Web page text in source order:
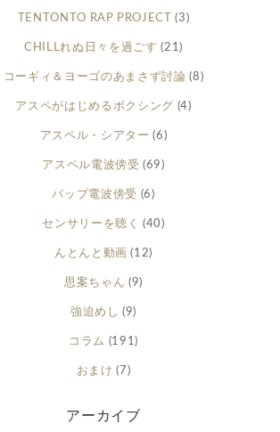
TENTONTO RAP PROJECT (3)
CHILLれぬ日々を過ごす (21)
コーギィ＆ヨーゴのあまさず討論 (8)
アスペがはじめるボクシング (4)
アスペル・シアター (6)
アスペル電波傍受 (69)
バップ電波傍受 (6)
センサリーを聴く (40)
んとんと動画 (12)
思案ちゃん (9)
強迫めし (9)
コラム (191)
おまけ (7)
アーカイブ